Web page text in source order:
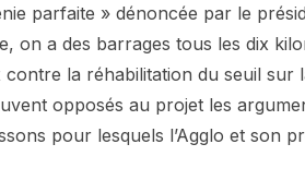
parfaite » dénoncée par le
on a des barrages tous les dix
la réhabilitation du seuil sur
opposés au projet les
pour lesquels l’Agglo et son